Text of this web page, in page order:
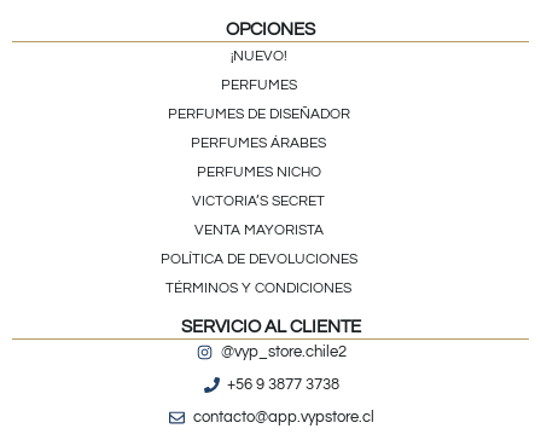
OPCIONES
¡NUEVO!
PERFUMES
PERFUMES DE DISEÑADOR
PERFUMES ÁRABES
PERFUMES NICHO
VICTORIA’S SECRET
VENTA MAYORISTA
POLÍTICA DE DEVOLUCIONES
TÉRMINOS Y CONDICIONES
SERVICIO AL CLIENTE
@vyp_store.chile2
+56 9 3877 3738
contacto@app.vypstore.cl